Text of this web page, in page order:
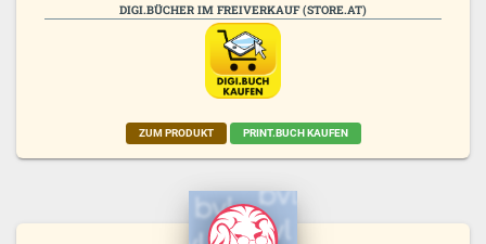
DIGI.BÜCHER IM FREIVERKAUF (STORE.AT)
ZUM PRODUKT PRINT.BUCH KAUFEN